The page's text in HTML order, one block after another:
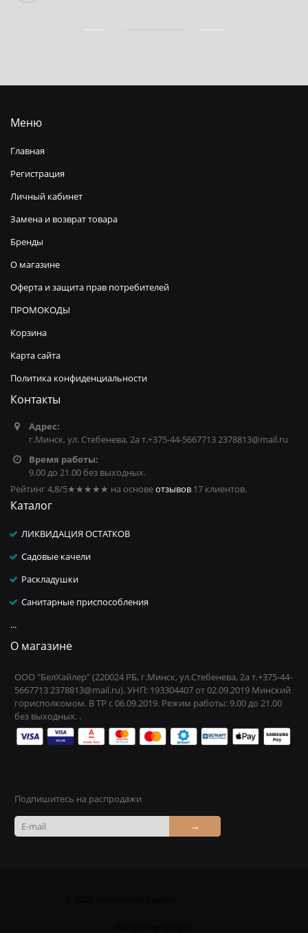
Меню
Главная
Регистрация
Личный кабинет
Замена и возврат товара
Бренды
О магазине
Оферта и защита прав потребителей
ПРОМОКОДЫ
Корзина
Карта сайта
Политика конфиденциальности
Контакты
Адрес:
г.Минск, ул. Стебенева, 2а т.+375-44-5667713 2378813@mail.ru
Время работы:
9.00 до 21.00 без выходных.
Рейтинг 4,8/5★★★★★ на основеотзывов 17 клиентов.
Каталог
ЛИКВИДАЦИЯ ОСТАТКОВ
Садовые качели
Раскладушки
Санитарные приспособления
...
О магазине
ООО "БелХайлер" (220024 РБ, г.Минск, ул.Стебенева, 2а т.+375-44-
5667713 2378813@mail.ru). УНП: 193304407 от 02.09.2019 Минский
горисполкомом. В ТР с 06.09.2019. Режим работы: 9.00 до 21.00
без выходных. .
Подпишитесь на распродажи
→